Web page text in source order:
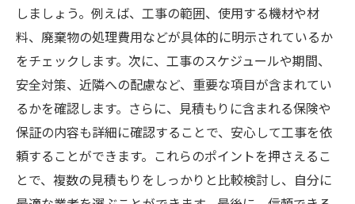
しましょう。例えば、工事の範囲、使用する機材や材
料、廃棄物の処理費用などが具体的に明示されているか
をチェックします。次に、工事のスケジュールや期間、
安全対策、近隣への配慮など、重要な項目が含まれてい
るかを確認します。さらに、見積もりに含まれる保険や
保証の内容も詳細に確認することで、安心して工事を依
頼することができます。これらのポイントを押さえるこ
とで、複数の見積もりをしっかりと比較検討し、自分に